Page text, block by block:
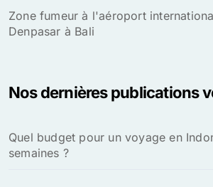
Zone fumeur à l'aéroport
Denpasar à Bali
Nos dernières publications
Quel budget pour un voyage en
semaines ?